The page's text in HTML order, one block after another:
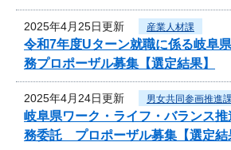
2025年4月25日更新 産業人材課
令和7年度Uターン就職に係る岐阜
務プロポーザル募集【選定結果】
2025年4月24日更新 男女共同参画推進
岐阜県ワーク・ライフ・バランス
務委託 プロポーザル募集【選定結